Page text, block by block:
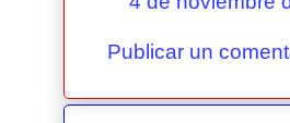
Publicar un